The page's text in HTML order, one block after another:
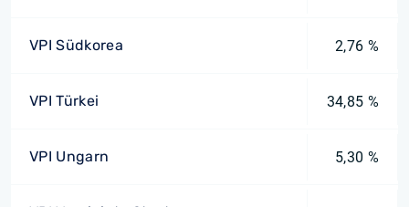
VPI Südkorea 2,76 %
VPI Türkei 34,85 %
VPI Ungarn 5,30 %